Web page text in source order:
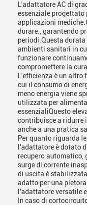
L'adattatore AC di
essenziale progettato
applicazioni
durare., garantendo
periodi.Questa
ambienti sanitari in
funzionare
compromettere la cura
L'efficienza è un
cui il consumo di
meno energia viene
utilizzata per
essenzialiQuesto
contribuisce a ridurre
anche a una pratica
Per quanto riguarda
l'adattatore è dotato
recupero automatico,
surge di corrente
di uscita è stabilizzata
adatto per una
l'adattatore versatile
In caso di